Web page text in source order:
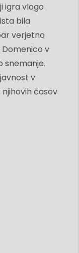
igra vlogo
bila
verjetno
Domenico v
snemanje.
v
časov